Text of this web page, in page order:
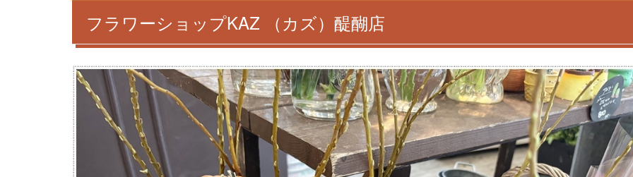
フラワーショップKAZ （カズ）醍醐店